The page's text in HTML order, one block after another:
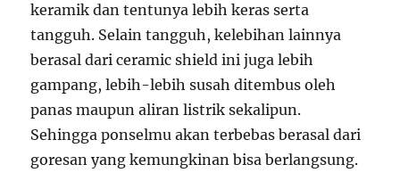
keramik dan tentunya lebih keras serta
tangguh. Selain tangguh, kelebihan lainnya
berasal dari ceramic shield ini juga lebih
gampang, lebih-lebih susah ditembus oleh
panas maupun aliran listrik sekalipun.
Sehingga ponselmu akan terbebas berasal dari
goresan yang kemungkinan bisa berlangsung.